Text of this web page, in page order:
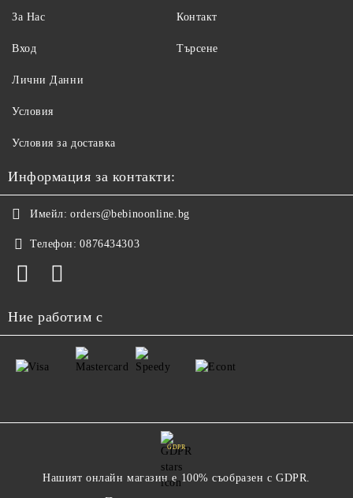
За Нас
Вход
Контакт
Търсене
Лични Данни
Условия
Условия за доставка
Информация за контакти:
Имейл: orders@bebinoonline.bg
Телефон: 0876434303
Ние работим с
GDPR
Нашият онлайн магазин е 100% съобразен с GDPR.